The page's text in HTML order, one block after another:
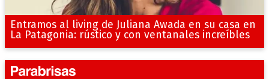
Entramos al living de Juliana Awada en su casa en
La Patagonia: rústico y con ventanales increíbles